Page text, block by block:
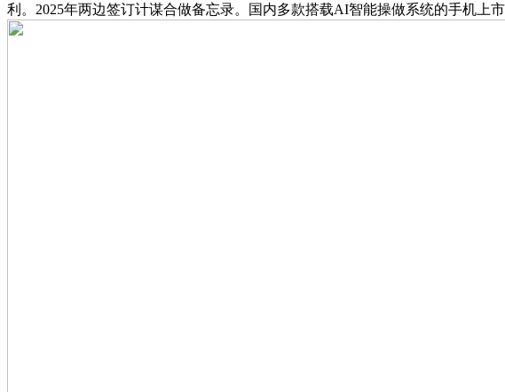
利。2025年两边签订计谋合做备忘录。国内多款搭载AI智能操做系统的手机上